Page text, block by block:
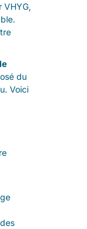
VHYG,
du
Voici